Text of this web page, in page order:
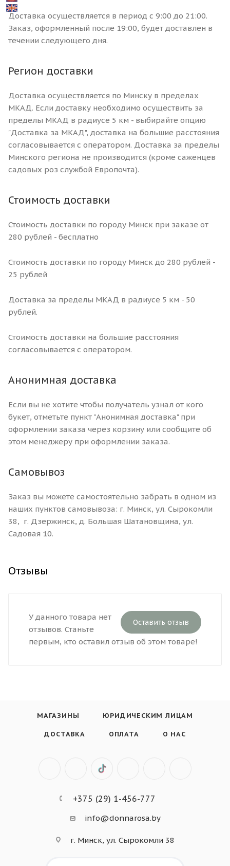
Доставка осуществляется в период с 9:00 до 21:00.
Заказ, оформленный после 19:00, будет доставлен в
течении следующего дня.
Регион доставки
Доставка осуществляется по Минску в пределах
МКАД. Если доставку необходимо осуществить за
пределы МКАД в радиусе 5 км - выбирайте опцию
"Доставка за МКАД", доставка на большие расстояния
согласовывается с оператором. Доставка за пределы
Минского региона не производится (кроме саженцев
садовых роз службой Европочта).
Стоимость доставки
Стоимость доставки по городу Минск при заказе от
280 рублей - бесплатно
Стоимость доставки по городу Минск до 280 рублей -
25 рублей
Доставка за пределы МКАД в радиусе 5 км - 50
рублей.
Стоимость доставки на большие расстояния
согласовывается с оператором.
Анонимная доставка
Если вы не хотите чтобы получатель узнал от кого
букет, отметьте пункт "Анонимная доставка" при
оформлении заказа через корзину или сообщите об
этом менеджеру при оформлении заказа.
Самовывоз
Заказ вы можете самостоятельно забрать в одном из
наших пунктов самовывоза: г. Минск, ул. Сырокомли
38, г. Дзержинск, д. Большая Шатановщина, ул.
Садовая 10.
Отзывы
Оставить отзыв
У данного товара нет
отзывов. Станьте
первым, кто оставил отзыв об этом товаре!
МАГАЗИНЫ ЮРИДИЧЕСКИМ ЛИЦАМ
ДОСТАВКА ОПЛАТА О НАС
+375 (29) 1-456-777
info@donnarosa.by
г. Минск, ул. Сырокомли 38